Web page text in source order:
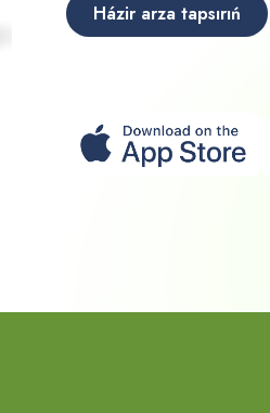
Házir arza tapsırıń